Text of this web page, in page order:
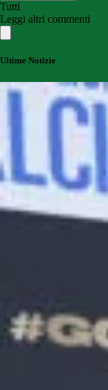
Tutti
Leggi altri commenti
Ultime Notizie